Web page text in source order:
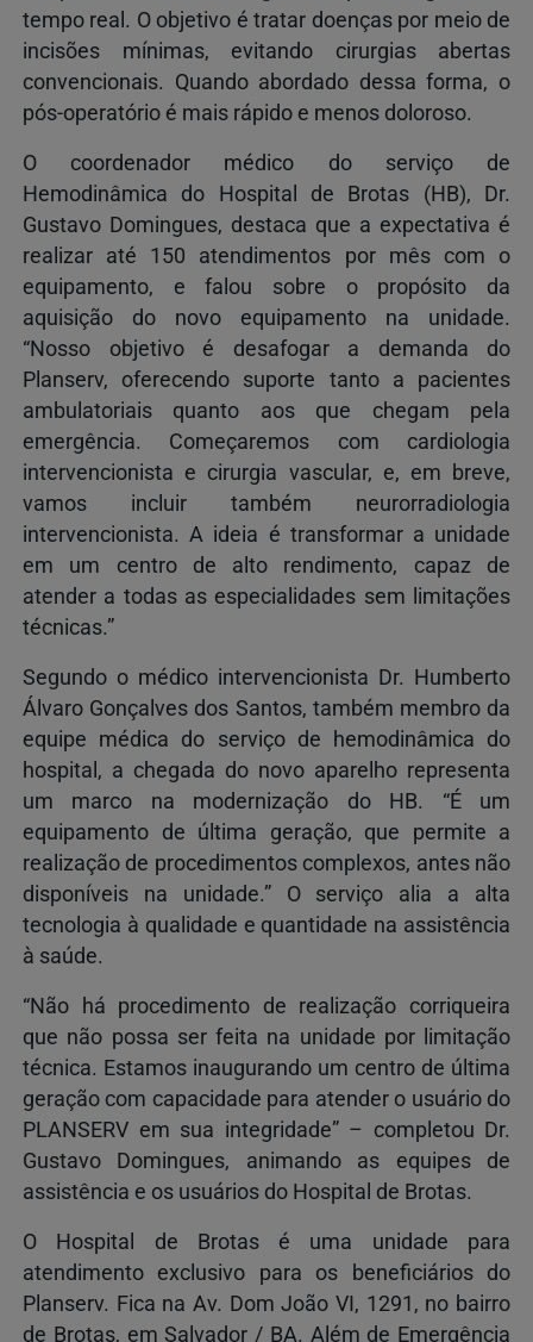
tempo real. O objetivo é tratar doenças por meio de
incisões mínimas, evitando cirurgias abertas
convencionais. Quando abordado dessa forma, o
pós-operatório é mais rápido e menos doloroso.
O coordenador médico do serviço de
Hemodinâmica do Hospital de Brotas (HB), Dr.
Gustavo Domingues, destaca que a expectativa é
realizar até 150 atendimentos por mês com o
equipamento, e falou sobre o propósito da
aquisição do novo equipamento na unidade.
“Nosso objetivo é desafogar a demanda do
Planserv, oferecendo suporte tanto a pacientes
ambulatoriais quanto aos que chegam pela
emergência. Começaremos com cardiologia
intervencionista e cirurgia vascular, e, em breve,
vamos incluir também neurorradiologia
intervencionista. A ideia é transformar a unidade
em um centro de alto rendimento, capaz de
atender a todas as especialidades sem limitações
técnicas.”
Segundo o médico intervencionista Dr. Humberto
Álvaro Gonçalves dos Santos, também membro da
equipe médica do serviço de hemodinâmica do
hospital, a chegada do novo aparelho representa
um marco na modernização do HB. “É um
equipamento de última geração, que permite a
realização de procedimentos complexos, antes não
disponíveis na unidade.” O serviço alia a alta
tecnologia à qualidade e quantidade na assistência
à saúde.
“Não há procedimento de realização corriqueira
que não possa ser feita na unidade por limitação
técnica. Estamos inaugurando um centro de última
geração com capacidade para atender o usuário do
PLANSERV em sua integridade” – completou Dr.
Gustavo Domingues, animando as equipes de
assistência e os usuários do Hospital de Brotas.
O Hospital de Brotas é uma unidade para
atendimento exclusivo para os beneficiários do
Planserv. Fica na Av. Dom João VI, 1291, no bairro
de Brotas, em Salvador / BA. Além de Emergência